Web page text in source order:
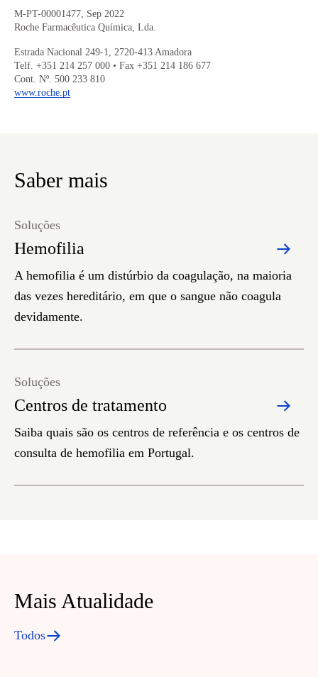
M-PT-00001477, Sep 2022
Roche Farmacêutica Química, Lda.
Estrada Nacional 249-1, 2720-413 Amadora
Telf. +351 214 257 000 • Fax +351 214 186 677
Cont. Nº. 500 233 810
www.roche.pt
Saber mais
Hemofilia
Soluções
A hemofilia é um distúrbio da coagulação, na maioria
das vezes hereditário, em que o sangue não coagula
devidamente.
Centros de tratamento
Soluções
Saiba quais são os centros de referência e os centros de
consulta de hemofilia em Portugal.
Mais Atualidade
Todos